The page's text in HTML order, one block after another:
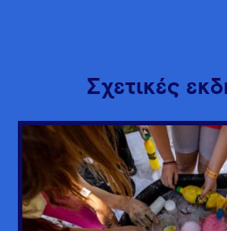
Σχετικές